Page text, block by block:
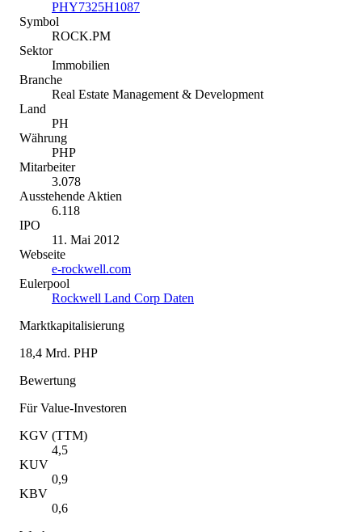
PHY7325H1087
Symbol
ROCK.PM
Sektor
Immobilien
Branche
Real Estate Management & Development
Land
PH
Währung
PHP
Mitarbeiter
3.078
Ausstehende Aktien
6.118
IPO
11. Mai 2012
Webseite
e-rockwell.com
Eulerpool
Rockwell Land Corp Daten
Marktkapitalisierung
18,4 Mrd. PHP
Bewertung
Für Value-Investoren
KGV (TTM)
4,5
KUV
0,9
KBV
0,6